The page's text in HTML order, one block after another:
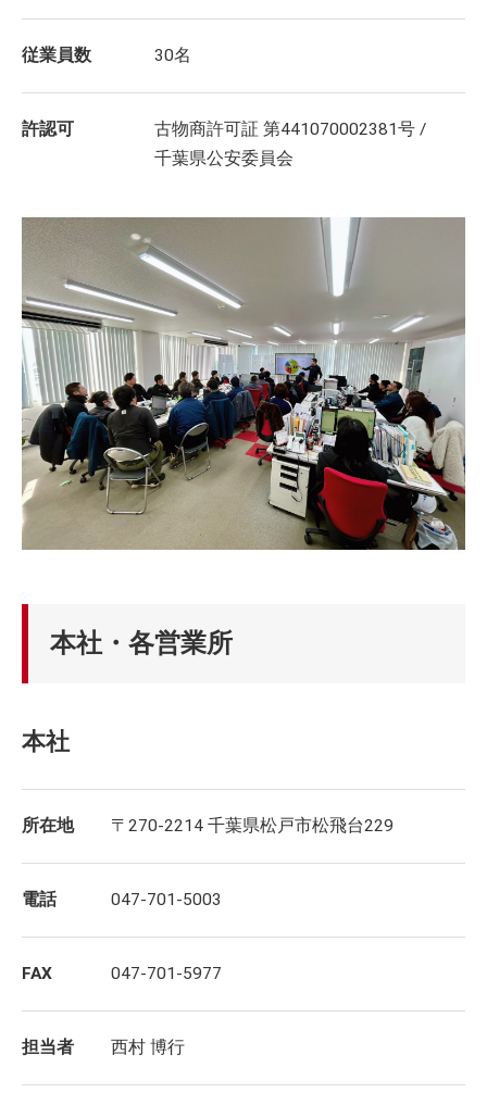
従業員数 30名
許認可
古物商許可証 第441070002381号 /
千葉県公安委員会
本社・各営業所
本社
所在地 〒270-2214 千葉県松戸市松飛台229
電話 047-701-5003
FAX 047-701-5977
担当者 西村 博行